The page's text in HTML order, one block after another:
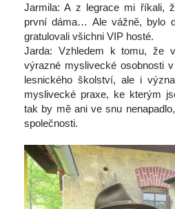
Jarmila: A z legrace mi říkali,
první dáma… Ale vážně, bylo
gratulovali všichni VIP hosté.
Jarda: Vzhledem k tomu, že
výrazné myslivecké osobnosti
lesnického školství, ale i
myslivecké praxe, ke kterým
tak by mě ani ve snu
polečnosti.